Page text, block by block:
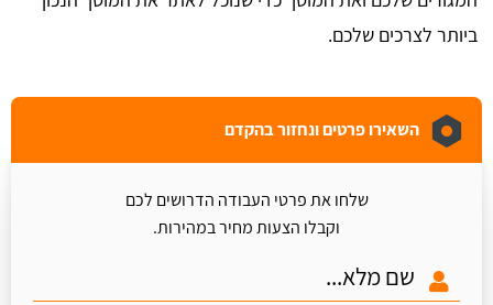
ביותר לצרכים שלכם.
השאירו פרטים ונחזור בהקדם
שלחו את פרטי העבודה הדרושים לכם
וקבלו הצעות מחיר במהירות.